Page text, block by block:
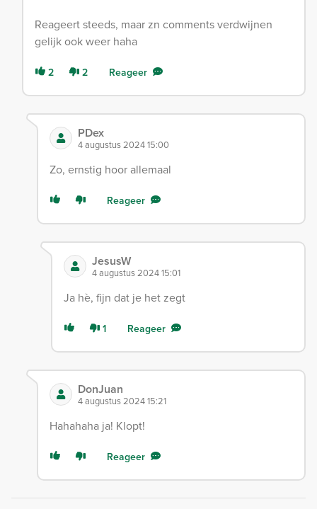
Reageert steeds, maar zn comments verdwijnen
gelijk ook weer haha
2 2 Reageer
PDex
4 augustus 2024 15:00
Zo, ernstig hoor allemaal
Reageer
JesusW
4 augustus 2024 15:01
Ja hè, fijn dat je het zegt
1 Reageer
DonJuan
4 augustus 2024 15:21
Hahahaha ja! Klopt!
Reageer